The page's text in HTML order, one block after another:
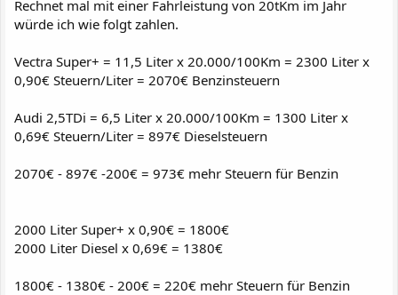
Rechnet mal mit einer Fahrleistung von 20tKm im Jahr
würde ich wie folgt zahlen.
Vectra Super+ = 11,5 Liter x 20.000/100Km = 2300 Liter x
0,90€ Steuern/Liter = 2070€ Benzinsteuern
Audi 2,5TDi = 6,5 Liter x 20.000/100Km = 1300 Liter x
0,69€ Steuern/Liter = 897€ Dieselsteuern
2070€ - 897€ -200€ = 973€ mehr Steuern für Benzin
2000 Liter Super+ x 0,90€ = 1800€
2000 Liter Diesel x 0,69€ = 1380€
1800€ - 1380€ - 200€ = 220€ mehr Steuern für Benzin